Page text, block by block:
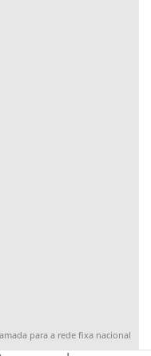
para a rede fixa nacional